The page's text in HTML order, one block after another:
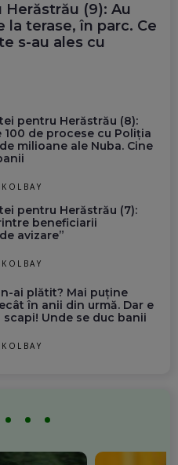
(9): Au
terase, în parc. Ce
s-au ales cu
pentru Herăstrău (8):
100 de procese cu Poliția
milioane ale Nuba. Cine
pentru Herăstrău (7):
beneficiarii
avizare”
ai plătit? Mai puține
în anii din urmă. Dar e
scapi! Unde se duc banii